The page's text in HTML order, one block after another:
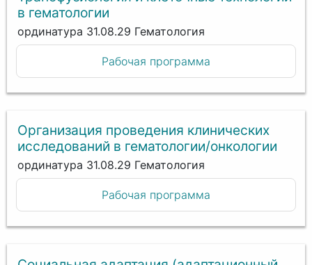
в гематологии
ординатура 31.08.29 Гематология
Рабочая программа
Организация проведения клинических
исследований в гематологии/онкологии
ординатура 31.08.29 Гематология
Рабочая программа